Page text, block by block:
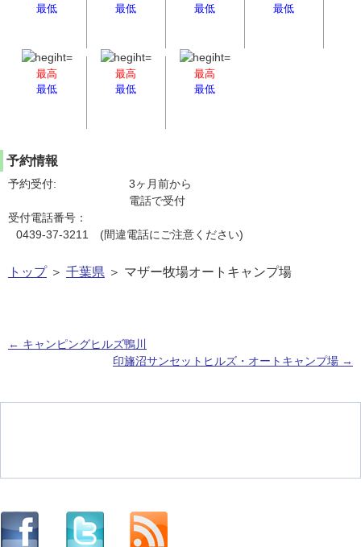
最低
最低
最低
最低
最高
最低
最高
最低
最高
最低
予約情報
予約受付:
3ヶ月前から
電話で受付
受付電話番号：
0439-37-3211 (間違電話にご注意ください)
トップ＞ 千葉県 ＞ マザー牧場オートキャンプ場
← キャンピングヒルズ鴨川
印旛沼サンセットヒルズ・オートキャンプ場 →